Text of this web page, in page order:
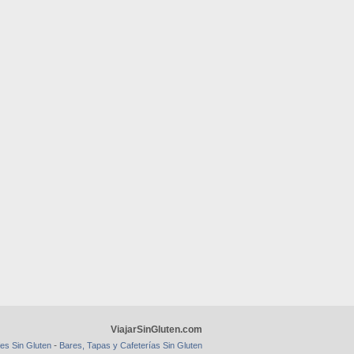
ViajarSinGluten.com
Sin Gluten - Bares, Tapas y Cafeterías Sin Gluten